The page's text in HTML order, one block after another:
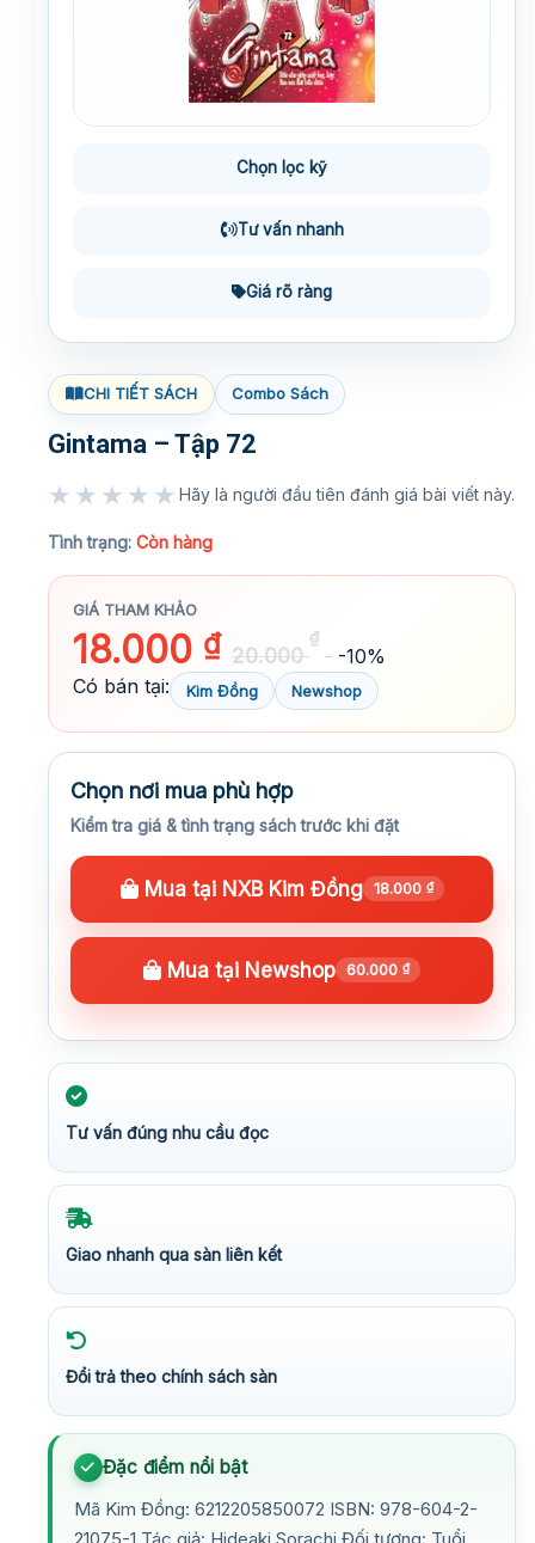
Chọn lọc kỹ
Tư vấn nhanh
Giá rõ ràng
CHI TIẾT SÁCH Combo Sách
Gintama – Tập 72
★★★★★ Hãy là người đầu tiên đánh giá bài viết này.
Tình trạng: Còn hàng
GIÁ THAM KHẢO
18.000 ₫ 20.000
₫
-10%
Có bán tại:
Kim Đồng Newshop
Chọn nơi mua phù hợp
Kiểm tra giá & tình trạng sách trước khi đặt
Mua tại NXB Kim Đồng 18.000 ₫
Mua tại Newshop 60.000 ₫
Tư vấn đúng nhu cầu đọc
Giao nhanh qua sàn liên kết
Đổi trả theo chính sách sàn
Đặc điểm nổi bật
Mã Kim Đồng: 6212205850072 ISBN: 978-604-2-